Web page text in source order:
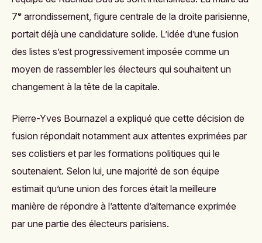
7ᵉ arrondissement, figure centrale de la droite parisienne,
portait déjà une candidature solide. L’idée d’une fusion
des listes s’est progressivement imposée comme un
moyen de rassembler les électeurs qui souhaitent un
changement à la tête de la capitale.
Pierre-Yves Bournazel a expliqué que cette décision de
fusion répondait notamment aux attentes exprimées par
ses colistiers et par les formations politiques qui le
soutenaient. Selon lui, une majorité de son équipe
estimait qu’une union des forces était la meilleure
manière de répondre à l’attente d’alternance exprimée
par une partie des électeurs parisiens.